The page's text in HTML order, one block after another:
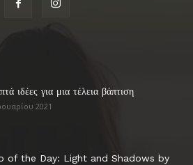
ιδέες για μια τέλεια βάπτιση
2021
of the Day: Light and Shadows by